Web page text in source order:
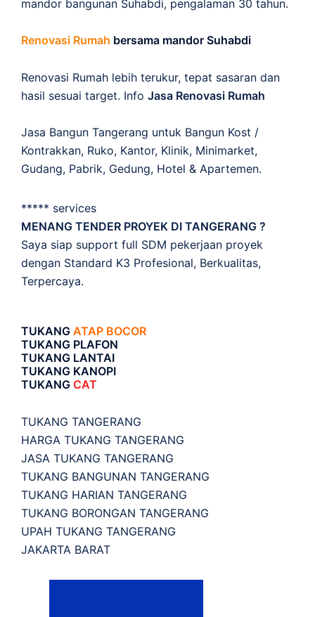
mandor bangunan Suhabdi, pengalaman 30 tahun.
Renovasi Rumah bersama mandor Suhabdi
Renovasi Rumah lebih terukur, tepat sasaran dan
hasil sesuai target. Info Jasa Renovasi Rumah
Jasa Bangun Tangerang untuk Bangun Kost /
Kontrakkan, Ruko, Kantor, Klinik, Minimarket,
Gudang, Pabrik, Gedung, Hotel & Apartemen.
***** services
MENANG TENDER PROYEK DI TANGERANG ?
Saya siap support full SDM pekerjaan proyek
dengan Standard K3 Profesional, Berkualitas,
Terpercaya.
TUKANG ATAP BOCOR
TUKANG PLAFON
TUKANG LANTAI
TUKANG KANOPI
TUKANG CAT
TUKANG TANGERANG
HARGA TUKANG TANGERANG
JASA TUKANG TANGERANG
TUKANG BANGUNAN TANGERANG
TUKANG HARIAN TANGERANG
TUKANG BORONGAN TANGERANG
UPAH TUKANG TANGERANG
JAKARTA BARAT